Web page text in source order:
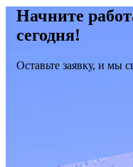
Начните
сегодня!
Оставьте заявку, и мы